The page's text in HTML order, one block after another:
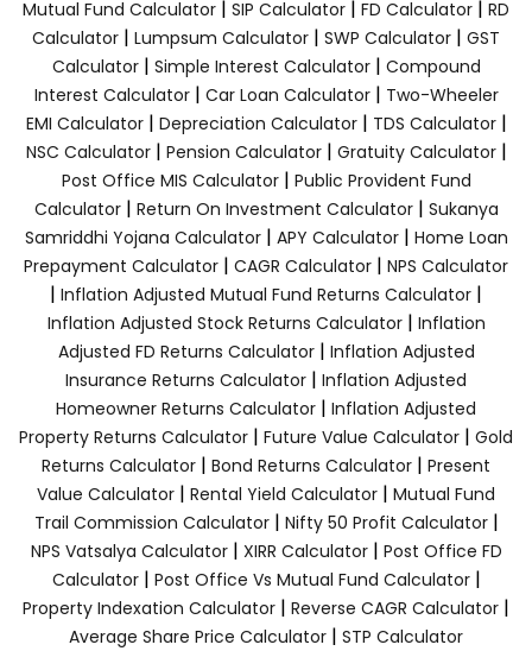
Mutual Fund Calculator | SIP Calculator | FD Calculator | RD
Calculator | Lumpsum Calculator | SWP Calculator | GST
Calculator| Simple Interest Calculator| Compound
Interest Calculator| Car Loan Calculator| Two-Wheeler
EMI Calculator| Depreciation Calculator| TDS Calculator|
NSC Calculator| Pension Calculator| Gratuity Calculator|
Post Office MIS Calculator| Public Provident Fund
Calculator| Return On Investment Calculator| Sukanya
Samriddhi Yojana Calculator| APY Calculator| Home Loan
Prepayment Calculator | CAGR Calculator | NPS Calculator
| Inflation Adjusted Mutual Fund Returns Calculator |
Inflation Adjusted Stock Returns Calculator| Inflation
Adjusted FD Returns Calculator| Inflation Adjusted
Insurance Returns Calculator | Inflation Adjusted
Homeowner Returns Calculator | Inflation Adjusted
Property Returns Calculator | Future Value Calculator | Gold
Returns Calculator | Bond Returns Calculator | Present
Value Calculator | Rental Yield Calculator | Mutual Fund
Trail Commission Calculator| Nifty 50 Profit Calculator|
NPS Vatsalya Calculator| XIRR Calculator| Post Office FD
Calculator| Post Office Vs Mutual Fund Calculator|
Property Indexation Calculator | Reverse CAGR Calculator |
Average Share Price Calculator | STP Calculator